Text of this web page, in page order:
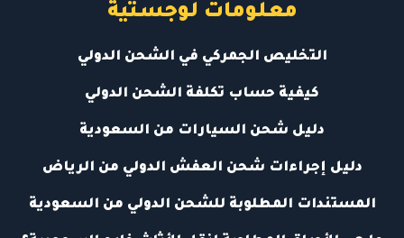
معلومات لوجستية
التخليص الجمركي في الشحن الدولي
كيفية حساب تكلفة الشحن الدولي
دليل شحن السيارات من السعودية
دليل إجراءات شحن العفش الدولي من الرياض
المستندات المطلوبة للشحن الدولي من السعودية